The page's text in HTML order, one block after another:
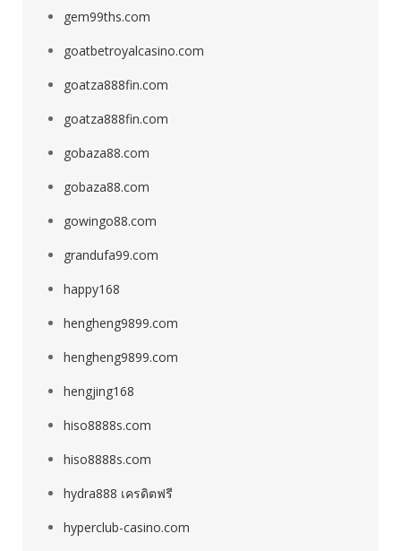
gem99ths.com
goatbetroyalcasino.com
goatza888fin.com
goatza888fin.com
gobaza88.com
gobaza88.com
gowingo88.com
grandufa99.com
happy168
hengheng9899.com
hengheng9899.com
hengjing168
hiso8888s.com
hiso8888s.com
hydra888 เครดิตฟรี
hyperclub-casino.com